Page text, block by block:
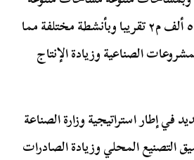
تتراوح بين ٢٠٠ م٢ و٥٠٠ ألف م٢ تقريبا وبأنشطة مختلفة مما
الصناعية وزيادة الإنتاج
في إطار استراتيجية وزارة الصناعة
التصنيع المحلي وزيادة الصادرات